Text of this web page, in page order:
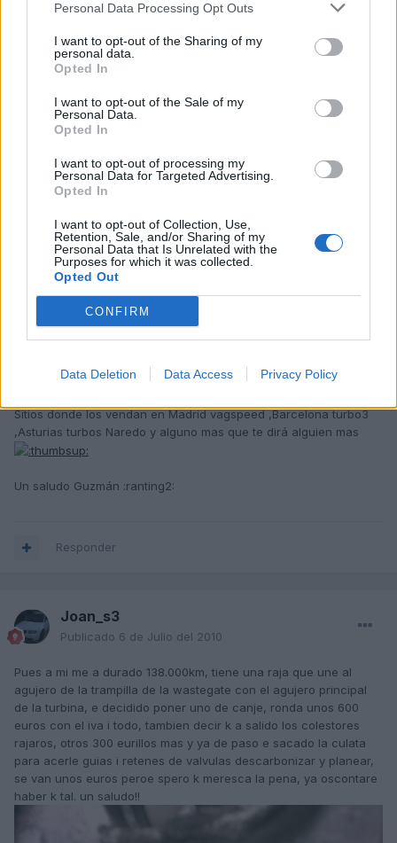
Personal Data Processing Opt Outs
I want to opt-out of the Sharing of my
personal data.
Opted In
I want to opt-out of the Sale of my
Personal Data.
Opted In
I want to opt-out of processing my
Personal Data for Targeted Advertising.
Opted In
I want to opt-out of Collection, Use,
Retention, Sale, and/or Sharing of my
Personal Data that Is Unrelated with the
Purposes for which it was collected.
Opted Out
CONFIRM
Data Deletion Data Access Privacy Policy
buena empresa de reparacion de turbos y comentalo a ver, con
ello tendrias un turbo mas eficaz y fiable a la vez y facilmente te
Publicado6 de Julio del 2010
La verdad que te duro 10 mil mas que amí ,pero bueno ,duro
bastante :ranting2: un kit de reparacion vale 400 pavos ,ASI que
mas te vale ir a por otro turbo y comprarte un hibrido ,si es
verdad que te parecerá caro ,normal ,pero te aseguras de tener
uno nuevo ,que daras bastantes mas caballos y que ya será
un S3 con 260 mil kilometros
Sitios donde los vendan en Madrid vagspeed ,Barcelona turbo3
,Asturias turbos Naredo y alguno mas que te dirá alguien mas
Un saludo Guzmán :ranting2:
Responder
Joan_s3
Publicado 6 de Julio del 2010
Pues a mi me a durado 138.000km, tiene una raja que une al
agujero de la trampilla de la wastegate con el agujero principal
de la turbina, e decidido poner uno de canje, ronda unos 600
euros con el iva i todo, tambien decir k a salido los colestores
rajaros, otros 300 eurillos mas y ya de paso e sacado la culata
para acerle guias i retenes de valvulas descarbonizar y planear,
se van unos euros peroe spero k meresca la pena, ya oscontare
haber k tal. un saludo!!